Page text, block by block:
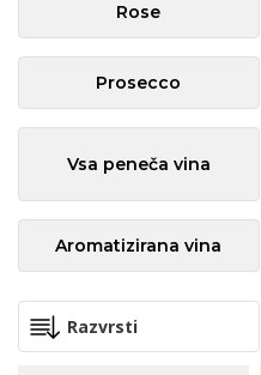
Rose
Prosecco
Vsa peneča vina
Aromatizirana vina